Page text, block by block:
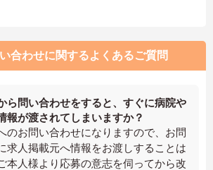
合わせに関するよくあるご質問
ら問い合わせをすると、すぐに病院や
報が渡されてしまいますか？
のお問い合わせになりますので、お問
求人掲載元へ情報をお渡しすることは
本人様より応募の意志を伺ってから改